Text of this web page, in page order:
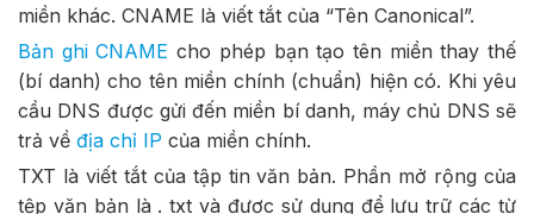
miền khác. CNAME là viết tắt của “Tên Canonical”.
Bản ghi CNAME cho phép bạn tạo tên miền thay thế
(bí danh) cho tên miền chính (chuẩn) hiện có. Khi yêu
cầu DNS được gửi đến miền bí danh, máy chủ DNS sẽ
trả về địa chỉ IP của miền chính.
TXT là viết tắt của tập tin văn bản. Phần mở rộng của
tệp văn bản là . txt và được sử dụng để lưu trữ các từ